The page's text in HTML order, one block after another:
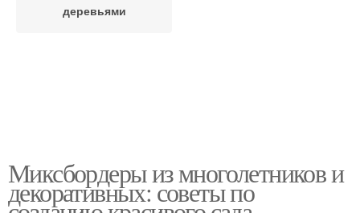
деревьями
Миксбордеры из многолетников и
декоративных: советы по